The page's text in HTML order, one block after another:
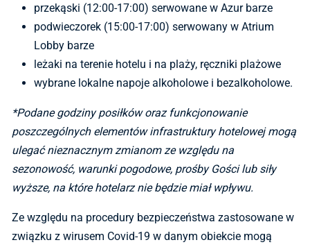
przekąski (12:00-17:00) serwowane w Azur barze
podwieczorek (15:00-17:00) serwowany w Atrium
Lobby barze
leżaki na terenie hotelu i na plaży, ręczniki plażowe
wybrane lokalne napoje alkoholowe i bezalkoholowe.
*Podane godziny posiłków oraz funkcjonowanie
poszczególnych elementów infrastruktury hotelowej mogą
ulegać nieznacznym zmianom ze względu na
sezonowość, warunki pogodowe, prośby Gości lub siły
wyższe, na które hotelarz nie będzie miał wpływu.
Ze względu na procedury bezpieczeństwa zastosowane w
związku z wirusem Covid-19 w danym obiekcie mogą